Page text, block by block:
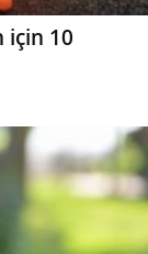
için 10